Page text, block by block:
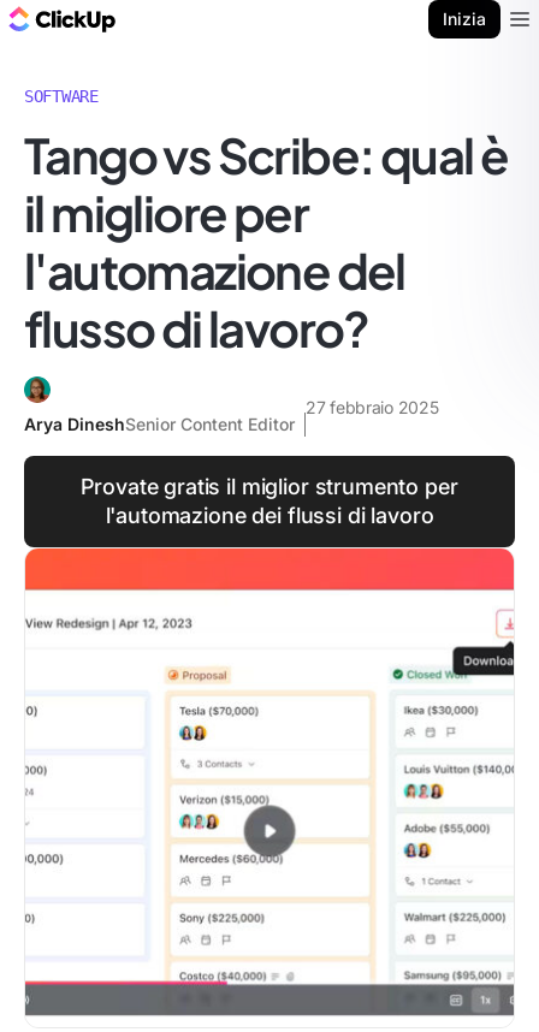
Inizia
SOFTWARE
Tango vs Scribe: qual è
il migliore per
l'automazione del
flusso di lavoro?
Arya DineshSenior Content Editor
27 febbraio 2025
Provate gratis il miglior strumento per
l'automazione dei flussi di lavoro